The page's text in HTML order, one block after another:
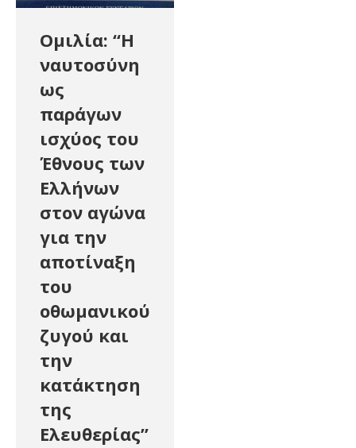
Ομιλία: “Η
ναυτοσύνη
ως
παράγων
ισχύος του
Έθνους των
Ελλήνων
στον αγώνα
για την
αποτίναξη
του
οθωμανικού
ζυγού και
την
κατάκτηση
της
Ελευθερίας”